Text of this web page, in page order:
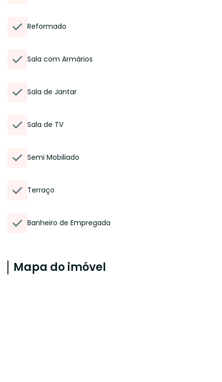
Reformado
Sala com Armários
Sala de Jantar
Sala de TV
Semi Mobiliado
Terraço
Banheiro de Empregada
Mapa do imóvel